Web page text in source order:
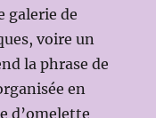
galerie de
voire un
la phrase de
en
d’omelette